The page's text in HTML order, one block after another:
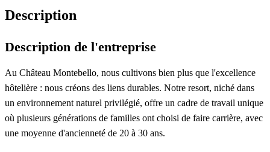
Description
Description de l'entreprise
Au Château Montebello, nous cultivons bien plus que l'excellence
hôtelière : nous créons des liens durables. Notre resort, niché dans
un environnement naturel privilégié, offre un cadre de travail unique
où plusieurs générations de familles ont choisi de faire carrière, avec
une moyenne d'ancienneté de 20 à 30 ans.